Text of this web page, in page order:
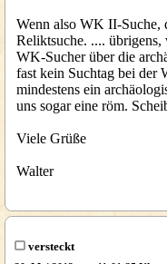
Wenn also WK II-Suche,
Reliktsuche. ....
WK-Sucher über die
fast kein Suchtag bei der
mindestens ein
uns sogar eine röm.
Viele Grüße
Walter
versteckt